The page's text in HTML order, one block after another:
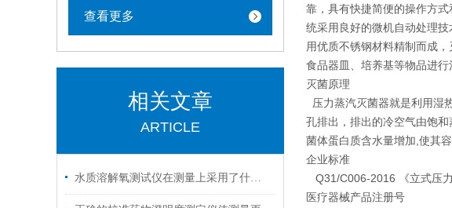
查看更多
相关文章
ARTICLE
水质溶解氧测试仪在测量上采用了什么原理？
靠，具有快捷简便的操作方
统采用良好的微机自动处理
用优质不锈钢材料精制而成
食品器皿、培养基等物品进行
灭菌原理
压力蒸汽灭菌器就是利用湿
孔排出，排出的冷空气由饱
菌体蛋白质含水量增加,使其
企业标准
Q31/C006-2016 《立式压力
医疗器械产品注册号